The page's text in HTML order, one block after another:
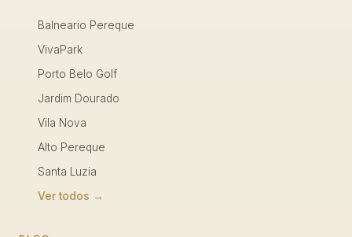
Balneario Pereque
VivaPark
Porto Belo Golf
Jardim Dourado
Vila Nova
Alto Pereque
Santa Luzia
Ver todos →